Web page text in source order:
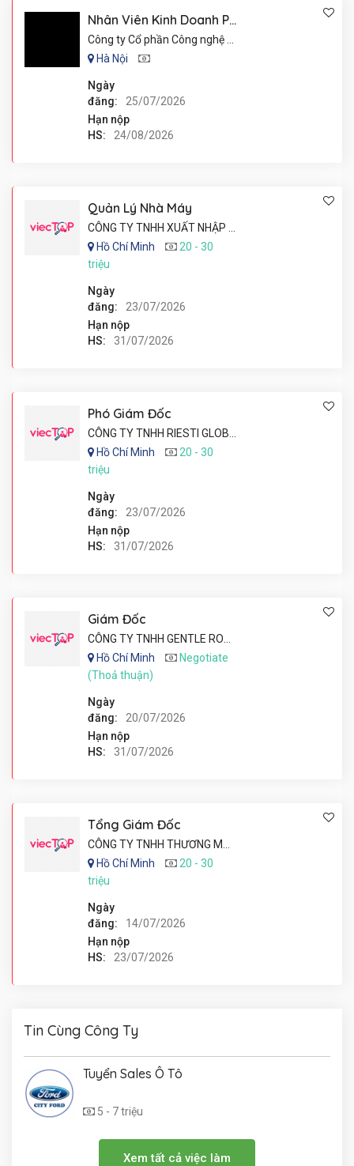
Nhân Viên Kinh Doanh Phần Mềm
Hà Nội
Ngày
đăng:
25/07/2026
Hạn nộp
HS:
24/08/2026
Quản Lý Nhà Máy
Hồ Chí Minh
20 - 30
triệu
Ngày
đăng:
23/07/2026
Hạn nộp
HS:
31/07/2026
Phó Giám Đốc
Hồ Chí Minh
20 - 30
triệu
Ngày
đăng:
23/07/2026
Hạn nộp
HS:
31/07/2026
Giám Đốc
Hồ Chí Minh
Negotiate
(Thoả thuận)
Ngày
đăng:
20/07/2026
Hạn nộp
HS:
31/07/2026
Tổng Giám Đốc
Hồ Chí Minh
20 - 30
triệu
Ngày
đăng:
14/07/2026
Hạn nộp
HS:
23/07/2026
Tin Cùng Công Ty
Tuyển Sales Ô Tô
5 - 7 triệu
Xem tất cả việc làm